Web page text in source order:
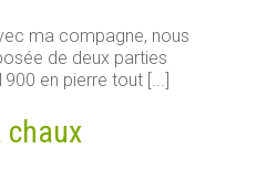
ma compagne, nous
de deux parties
en pierre tout [...]
chaux